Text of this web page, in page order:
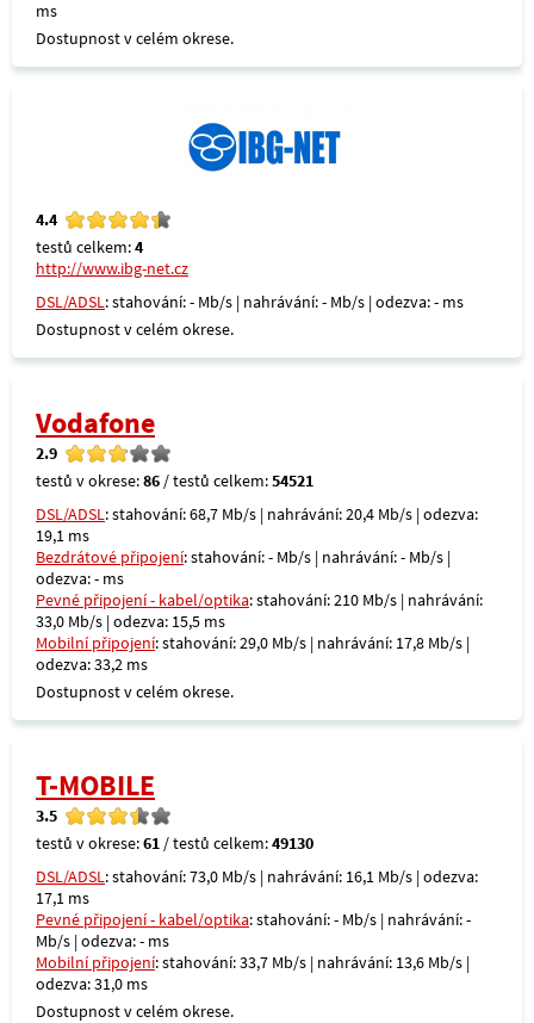
ms
Dostupnost v celém okrese.
4.4
testů celkem:4
http://www.ibg-net.cz
DSL/ADSL: stahování: - Mb/s | nahrávání: - Mb/s | odezva: - ms
Dostupnost v celém okrese.
Vodafone
2.9
testů v okrese:86 / testů celkem:54521
DSL/ADSL: stahování: 68,7 Mb/s | nahrávání: 20,4 Mb/s | odezva:
19,1 ms
Bezdrátové připojení: stahování: - Mb/s | nahrávání: - Mb/s |
odezva: - ms
Pevné připojení - kabel/optika: stahování: 210 Mb/s | nahrávání:
33,0 Mb/s | odezva: 15,5 ms
Mobilní připojení: stahování: 29,0 Mb/s | nahrávání: 17,8 Mb/s |
odezva: 33,2 ms
Dostupnost v celém okrese.
T-MOBILE
3.5
testů v okrese:61 / testů celkem:49130
DSL/ADSL: stahování: 73,0 Mb/s | nahrávání: 16,1 Mb/s | odezva:
17,1 ms
Pevné připojení - kabel/optika: stahování: - Mb/s | nahrávání: -
Mb/s | odezva: - ms
Mobilní připojení: stahování: 33,7 Mb/s | nahrávání: 13,6 Mb/s |
odezva: 31,0 ms
Dostupnost v celém okrese.